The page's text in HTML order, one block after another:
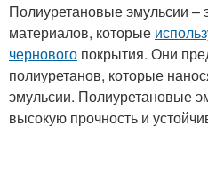
Полиуретановые эмульсии –
материалов, которые
чернового покрытия. Они
полиуретанов, которые
эмульсии. Полиуретановые
высокую прочность и